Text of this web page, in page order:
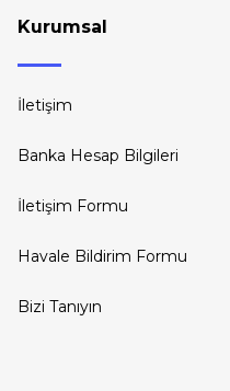
Kurumsal
İletişim
Banka Hesap Bilgileri
İletişim Formu
Havale Bildirim Formu
Bizi Tanıyın